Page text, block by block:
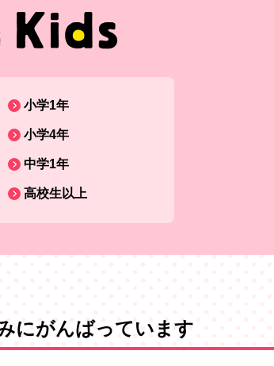
小学1年
小学4年
中学1年
高校生以上
にがんばっています